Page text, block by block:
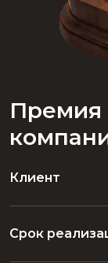
Премия
Клиент
Срок